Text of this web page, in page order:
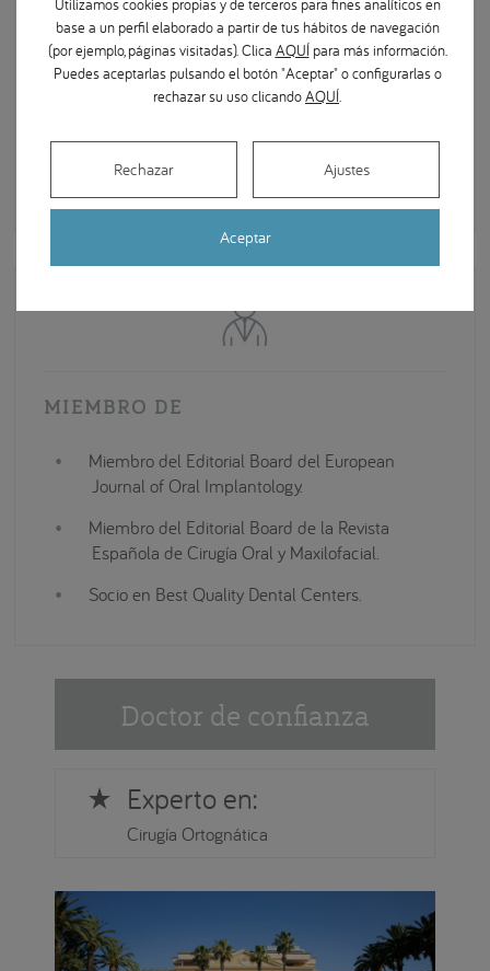
dentales.
Autor de numerosos artículos y diversos
libros: “Injertos Óseos en Cirugía de
Implantes Dentales”, “Cirugía Avanzada
Implant Dentistry».
MIEMBRO DE
Miembro del Editorial Board del European
Journal of Oral Implantology.
Miembro del Editorial Board de la Revista
Española de Cirugía Oral y Maxilofacial.
Socio en Best Quality Dental Centers.
Doctor de confianza
star_rate Experto en:
Cirugía Ortognática
Utilizamos cookies propias y de terceros para fines analíticos en
base a un perfil elaborado a partir de tus hábitos de navegación
(por ejemplo, páginas visitadas). Clica AQUÍpara más información.
Puedes aceptarlas pulsando el botón "Aceptar" o configurarlas o
rechazar su uso clicandoAQUÍ.
Aceptar
Rechazar Ajustes